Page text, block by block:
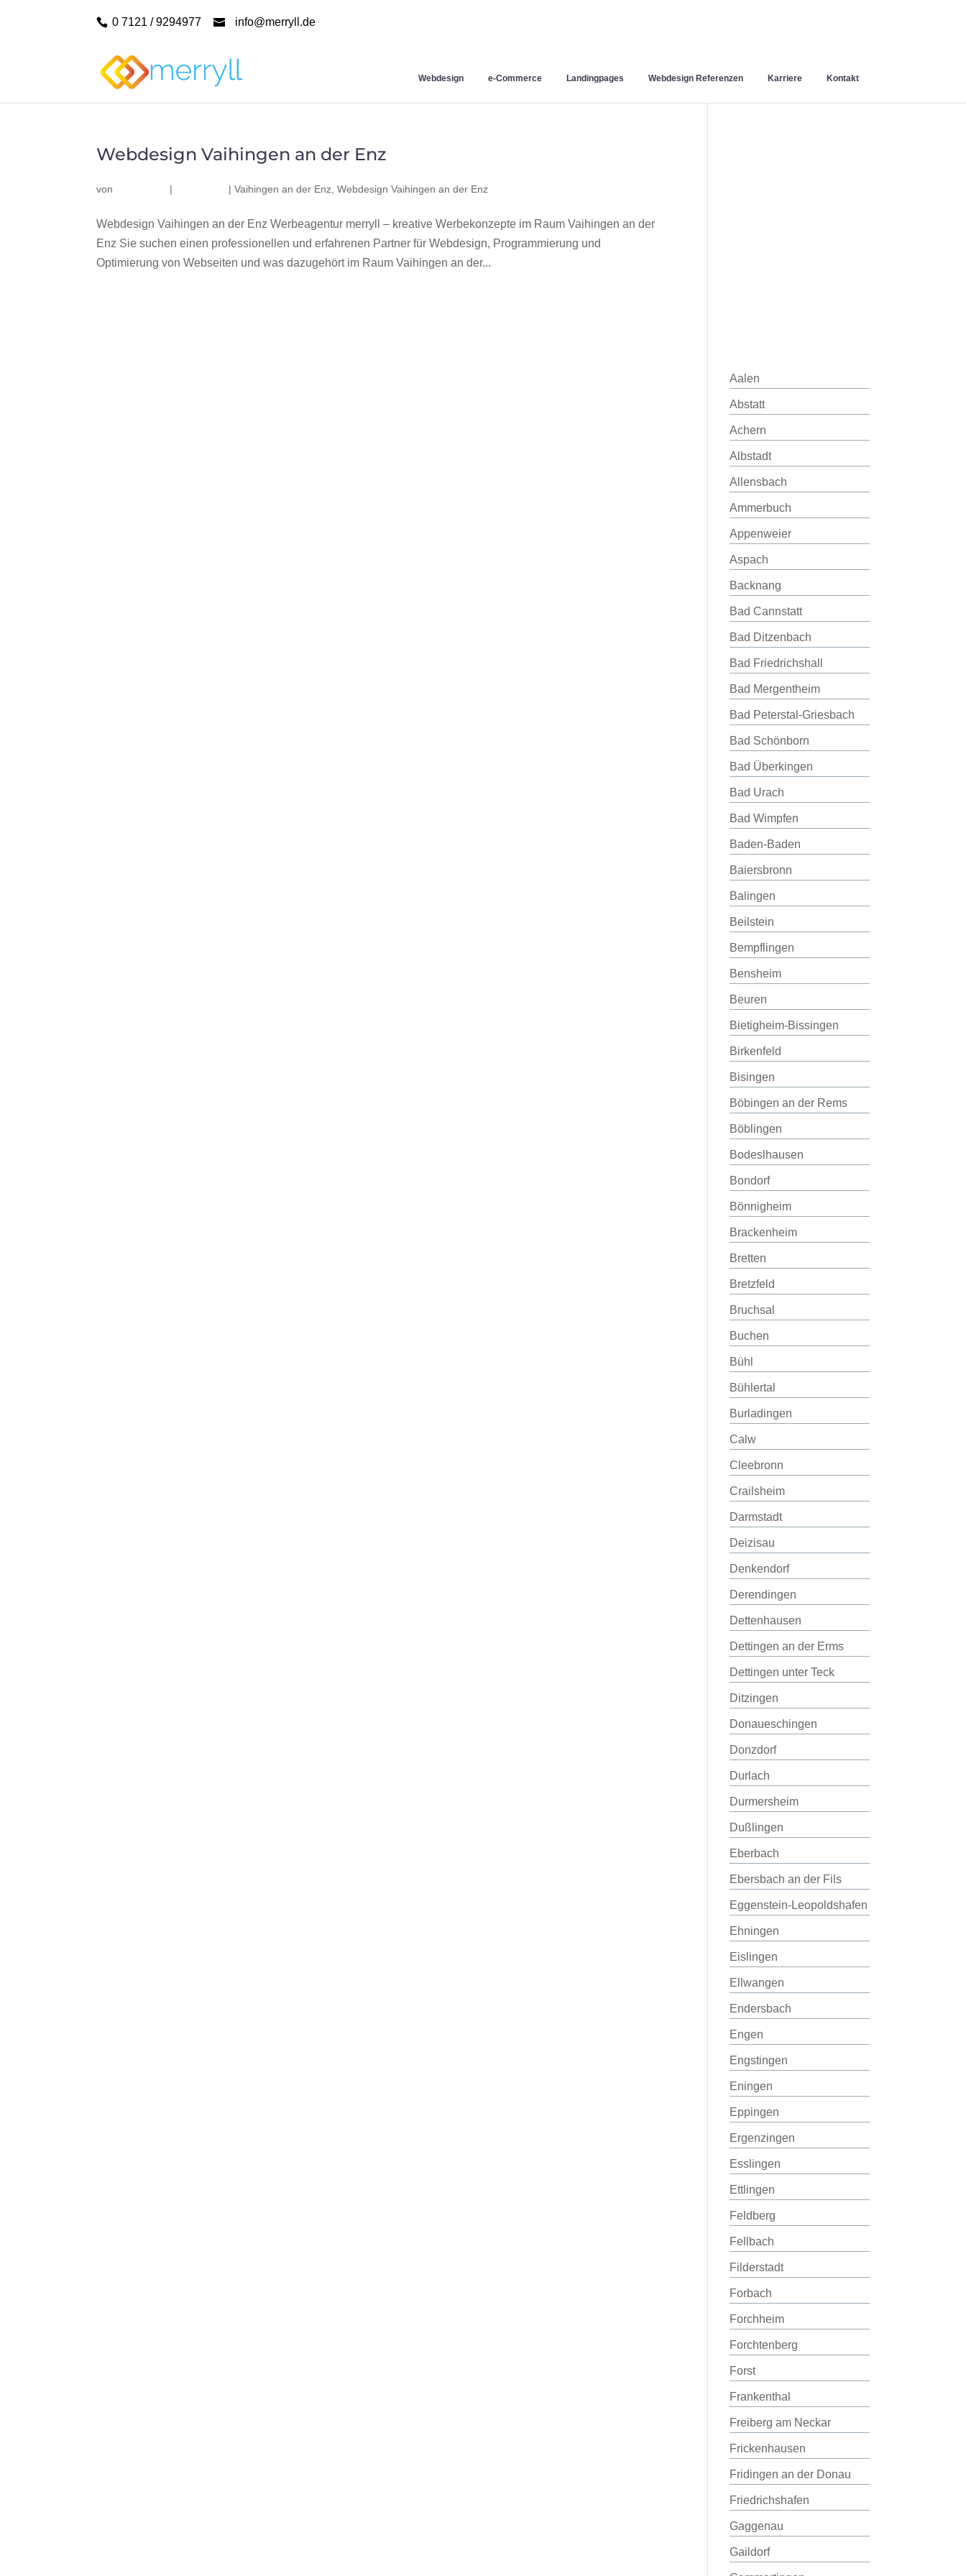
0 7121 / 9294977 info@merryll.de
Webdesign e-Commerce Landingpages Webdesign Referenzen Karriere Kontakt
Webdesign Vaihingen an der Enz
von | |Vaihingen an der Enz ,Webdesign Vaihingen an der Enz
Webdesign Vaihingen an der Enz Werbeagentur merryll – kreative Werbekonzepte im Raum Vaihingen an der
Enz Sie suchen einen professionellen und erfahrenen Partner für Webdesign, Programmierung und
Optimierung von Webseiten und was dazugehört im Raum Vaihingen an der...
Aalen
Abstatt
Achern
Albstadt
Allensbach
Ammerbuch
Appenweier
Aspach
Backnang
Bad Cannstatt
Bad Ditzenbach
Bad Friedrichshall
Bad Mergentheim
Bad Peterstal-Griesbach
Bad Schönborn
Bad Überkingen
Bad Urach
Bad Wimpfen
Baden-Baden
Baiersbronn
Balingen
Beilstein
Bempflingen
Bensheim
Beuren
Bietigheim-Bissingen
Birkenfeld
Bisingen
Böbingen an der Rems
Böblingen
Bodeslhausen
Bondorf
Bönnigheim
Brackenheim
Bretten
Bretzfeld
Bruchsal
Buchen
Bühl
Bühlertal
Burladingen
Calw
Cleebronn
Crailsheim
Darmstadt
Deizisau
Denkendorf
Derendingen
Dettenhausen
Dettingen an der Erms
Dettingen unter Teck
Ditzingen
Donaueschingen
Donzdorf
Durlach
Durmersheim
Dußlingen
Eberbach
Ebersbach an der Fils
Eggenstein-Leopoldshafen
Ehningen
Eislingen
Ellwangen
Endersbach
Engen
Engstingen
Eningen
Eppingen
Ergenzingen
Esslingen
Ettlingen
Feldberg
Fellbach
Filderstadt
Forbach
Forchheim
Forchtenberg
Forst
Frankenthal
Freiberg am Neckar
Frickenhausen
Fridingen an der Donau
Friedrichshafen
Gaggenau
Gaildorf